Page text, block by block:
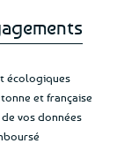
écologiques
et française
vos données